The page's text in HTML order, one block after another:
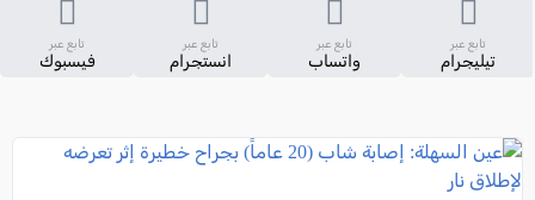
تابع عبر
تيليجرام
تابع عبر
واتساب
تابع عبر
انستجرام
تابع عبر
فيسبوك